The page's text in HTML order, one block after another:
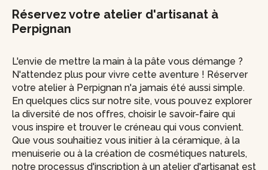
Réservez votre atelier d'artisanat à
Perpignan
L'envie de mettre la main à la pâte vous démange ?
N'attendez plus pour vivre cette aventure ! Réserver
votre atelier à Perpignan n'a jamais été aussi simple.
En quelques clics sur notre site, vous pouvez explorer
la diversité de nos offres, choisir le savoir-faire qui
vous inspire et trouver le créneau qui vous convient.
Que vous souhaitiez vous initier à la céramique, à la
menuiserie ou à la création de cosmétiques naturels,
notre processus d'inscription à un atelier d'artisanat est